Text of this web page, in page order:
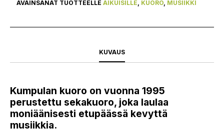
AVAINSANAT TUOTTEELLE AIKUISILLE, KUORO, MUSIIKKI
KUVAUS
Kumpulan kuoro on vuonna 1995
perustettu sekakuoro, joka laulaa
moniäänisesti etupäässä kevyttä
musiikkia.